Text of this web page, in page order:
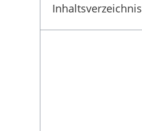
Inhaltsverzeichnis